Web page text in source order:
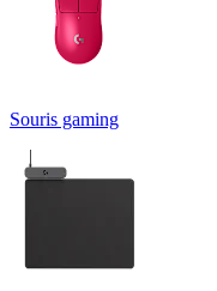
Souris gaming